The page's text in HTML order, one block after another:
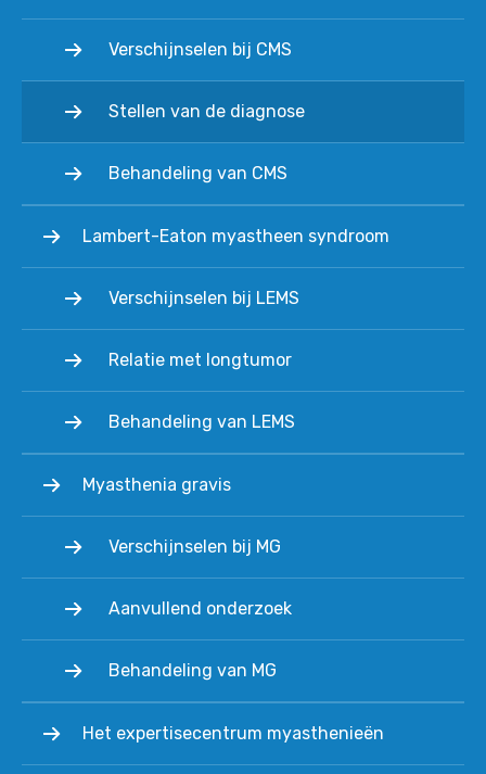
Verschijnselen bij CMS
Stellen van de diagnose
Behandeling van CMS
Lambert-Eaton myastheen syndroom
Verschijnselen bij LEMS
Relatie met longtumor
Behandeling van LEMS
Myasthenia gravis
Verschijnselen bij MG
Aanvullend onderzoek
Behandeling van MG
Het expertisecentrum myasthenieën